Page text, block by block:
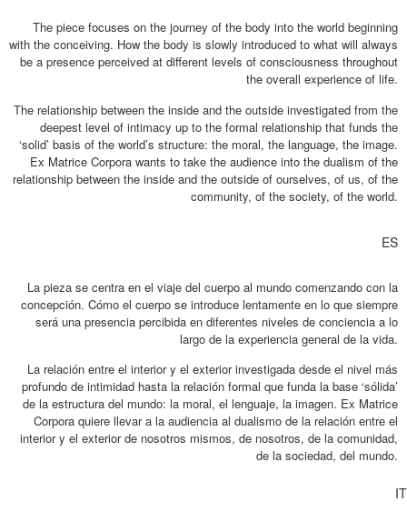
The piece focuses on the journey of the body into the world beginning
with the conceiving. How the body is slowly introduced to what will always
be a presence perceived at different levels of consciousness throughout
the overall experience of life.
The relationship between the inside and the outside investigated from the
deepest level of intimacy up to the formal relationship that funds the
‘solid’ basis of the world’s structure: the moral, the language, the image.
Ex Matrice Corpora wants to take the audience into the dualism of the
relationship between the inside and the outside of ourselves, of us, of the
community, of the society, of the world.
ES
La pieza se centra en el viaje del cuerpo al mundo comenzando con la
concepción. Cómo el cuerpo se introduce lentamente en lo que siempre
será una presencia percibida en diferentes niveles de conciencia a lo
largo de la experiencia general de la vida.
La relación entre el interior y el exterior investigada desde el nivel más
profundo de intimidad hasta la relación formal que funda la base ‘sólida’
de la estructura del mundo: la moral, el lenguaje, la imagen. Ex Matrice
Corpora quiere llevar a la audiencia al dualismo de la relación entre el
interior y el exterior de nosotros mismos, de nosotros, de la comunidad,
de la sociedad, del mundo.
IT